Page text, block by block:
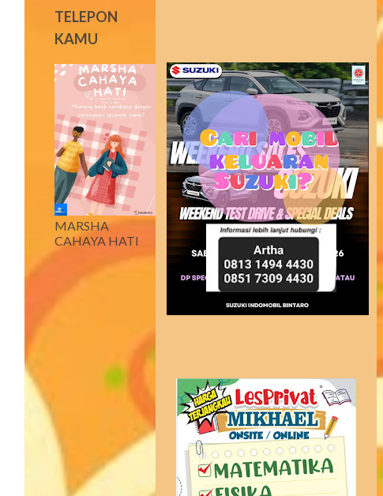
TELEPON
KAMU
MARSHA
CAHAYA HATI